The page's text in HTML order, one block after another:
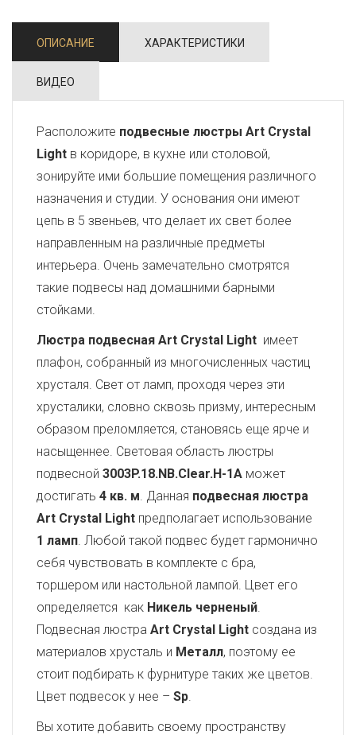
ОПИСАНИЕ ХАРАКТЕРИСТИКИ
ВИДЕО
Расположите подвесные люстры Art Crystal
Light в коридоре, в кухне или столовой,
зонируйте ими большие помещения различного
назначения и студии. У основания они имеют
цепь в 5 звеньев, что делает их свет более
направленным на различные предметы
интерьера. Очень замечательно смотрятся
такие подвесы над домашними барными
стойками.
Люстра подвесная Art Crystal Light имеет
плафон, собранный из многочисленных частиц
хрусталя. Свет от ламп, проходя через эти
хрусталики, словно сквозь призму, интересным
образом преломляется, становясь еще ярче и
насыщеннее. Световая область люстры
подвесной 3003P.18.NB.Clear.H-1A может
достигать 4 кв. м. Данная подвесная люстра
Art Crystal Light предполагает использование
1 ламп. Любой такой подвес будет гармонично
себя чувствовать в комплекте с бра,
торшером или настольной лампой. Цвет его
определяется как Никель черненый.
Подвесная люстра Art Crystal Light создана из
материалов хрусталь и Металл, поэтому ее
стоит подбирать к фурнитуре таких же цветов.
Цвет подвесок у нее – Sp.
Вы хотите добавить своему пространству